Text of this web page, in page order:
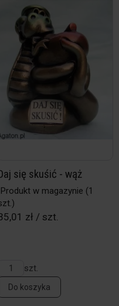
się skuśić - wąż
Produkt w magazynie (1
zł / szt.
szt.
Do koszyka